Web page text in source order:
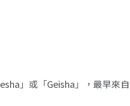
」或「Geisha」，最早來